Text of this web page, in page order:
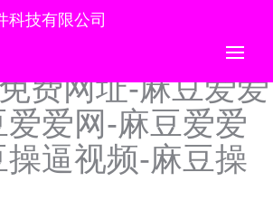
日韩-麻豆a有码-
线观看-麻豆www-
费网址-麻豆爱爱
爱网-麻豆爱爱
操逼视频-麻豆操
科技有限公司